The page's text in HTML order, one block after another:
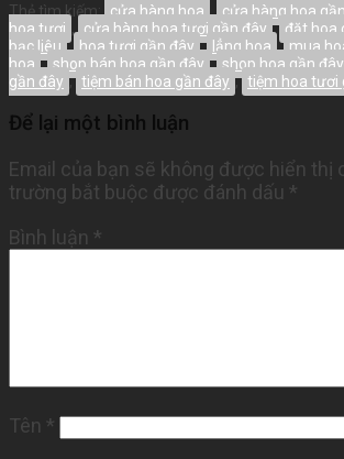
Thẻ tìm kiếm: cửa hàng hoa , cửa hàng hoa
hoa tươi , cửa hàng hoa tươi gần đây , đặt hoa
bạc liêu , hoa tươi gần đây , lẳng hoa , mua
hoa , shop bán hoa gần đây , shop hoa gần đây
gần đây , tiệm bán hoa gần đây , tiệm hoa tươi
Để lại một bình luận
Email của bạn sẽ không được hiển thị
trường bắt buộc được đánh dấu *
Bình luận *
Tên *